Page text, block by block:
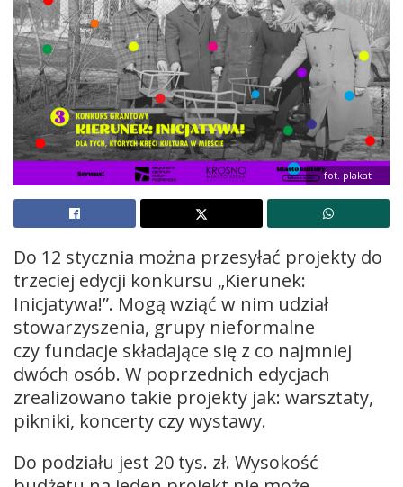
fot. plakat
Do 12 stycznia można przesyłać projekty do
trzeciej edycji konkursu „Kierunek:
Inicjatywa!”. Mogą wziąć w nim udział
stowarzyszenia, grupy nieformalne
czy fundacje składające się z co najmniej
dwóch osób. W poprzednich edycjach
zrealizowano takie projekty jak: warsztaty,
pikniki, koncerty czy wystawy.
Do podziału jest 20 tys. zł. Wysokość